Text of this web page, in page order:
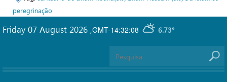
peregrinação
GMT-14:32:08 6.73°
Friday 07 August 2026 ,